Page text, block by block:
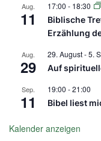
Aug.
11
17:00 - 18:30
Biblische
Erzählung
Aug.
29
29. August-5.
Auf
Sep.
11
19:00 -21:00
Bibel liest
Kalender anzeigen